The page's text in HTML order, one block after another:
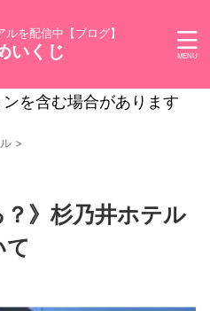
を配信中【ブログ】
いくじ
を含む場合があります
>
？》杉乃井ホテル
て